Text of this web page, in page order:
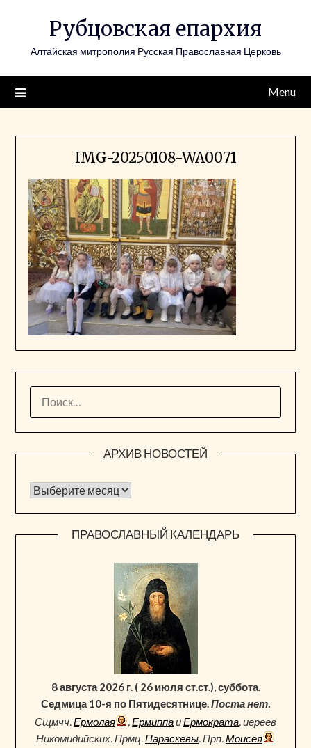
Рубцовская епархия
Алтайская митрополия Русская Православная Церковь
Menu
IMG-20250108-WA0071
АРХИВ НОВОСТЕЙ
Архив новостей
ПРАВОСЛАВНЫЙ КАЛЕНДАРЬ
8 августа 2026 г. ( 26 июля ст.ст.), суббота.
Седмица 10-я по Пятидесятнице.Поста нет.
Сщмчч.Ермолая ,ЕрмиппаиЕрмократа, иереев
Никомидийских. Прмц.Параскевы. Прп.Моисея